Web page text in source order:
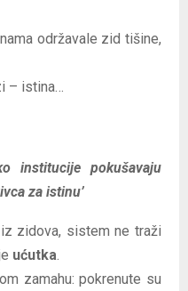
održavale zid tišine,
– istina…
institucije pokušavaju
za istinu’
zidova, sistem ne traži
ućutka
zamahu: pokrenute su